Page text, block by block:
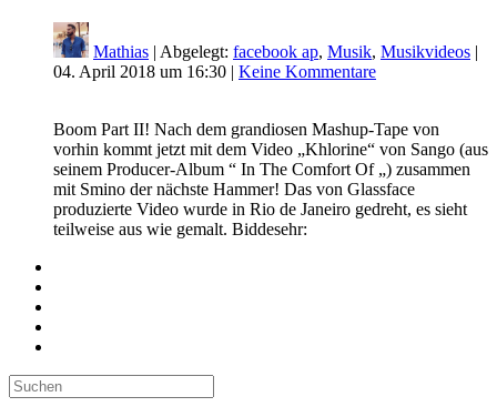
Mathias | Abgelegt: facebook ap, Musik, Musikvideos |
04. April 2018 um 16:30 | Keine Kommentare
Boom Part II! Nach dem grandiosen Mashup-Tape von
vorhin kommt jetzt mit dem Video „Khlorine“ von Sango (aus
seinem Producer-Album “ In The Comfort Of „) zusammen
mit Smino der nächste Hammer! Das von Glassface
produzierte Video wurde in Rio de Janeiro gedreht, es sieht
teilweise aus wie gemalt. Biddesehr: